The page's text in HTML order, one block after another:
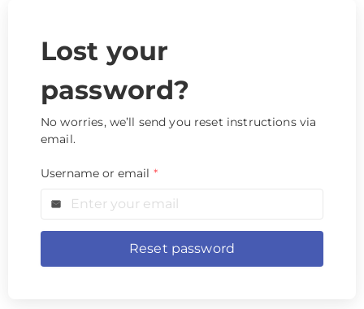
Lost your
password?
No worries, we’ll send you reset instructions via
email.
Username or email *